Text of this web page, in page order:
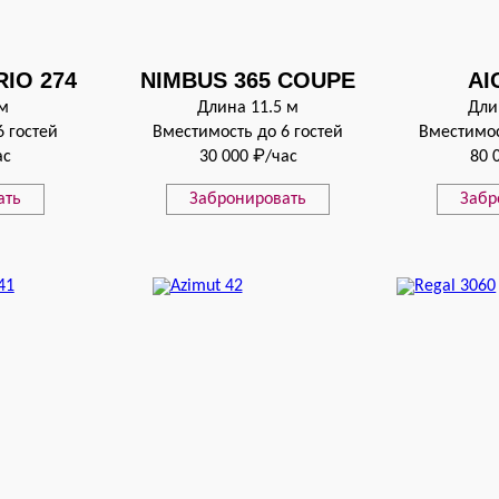
274
гостей
NIMBUS 365 COUPE
Длина 11.5 м
Вместимость до 6 гостей
30 000 ₽/час
Забронировать
80